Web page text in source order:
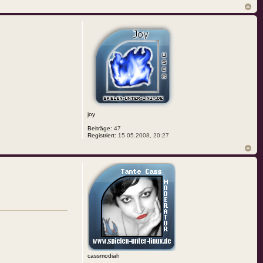
joy
Beiträge: 47
Registriert: 15.05.2008, 20:27
cassmodiah